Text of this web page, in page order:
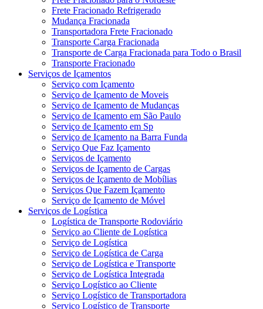
Frete Fracionado Refrigerado
Mudança Fracionada
Transportadora Frete Fracionado
Transporte Carga Fracionada
Transporte de Carga Fracionada para Todo o Brasil
Transporte Fracionado
Serviços de Içamentos
Serviço com Içamento
Serviço de Içamento de Moveis
Serviço de Içamento de Mudanças
Serviço de Içamento em São Paulo
Serviço de Içamento em Sp
Serviço de Içamento na Barra Funda
Serviço Que Faz Içamento
Serviços de Içamento
Serviços de Içamento de Cargas
Serviços de Içamento de Mobílias
Serviços Que Fazem Içamento
Serviço de Içamento de Móvel
Serviços de Logística
Logística de Transporte Rodoviário
Serviço ao Cliente de Logística
Serviço de Logística
Serviço de Logística de Carga
Serviço de Logística e Transporte
Serviço de Logística Integrada
Serviço Logístico ao Cliente
Serviço Logístico de Transportadora
Serviço Logístico de Transporte